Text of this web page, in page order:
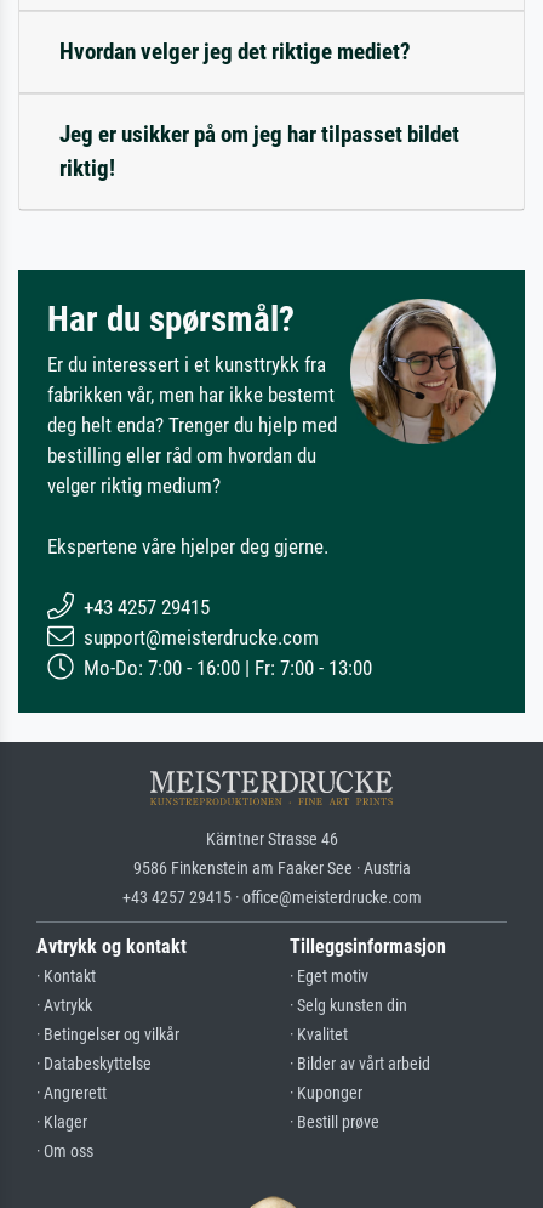
Hvordan velger jeg det riktige mediet?
Jeg er usikker på om jeg har tilpasset bildet
riktig!
Har du spørsmål?
Er du interessert i et kunsttrykk fra
fabrikken vår, men har ikke bestemt
deg helt enda? Trenger du hjelp med
bestilling eller råd om hvordan du
velger riktig medium?
Ekspertene våre hjelper deg gjerne.
+43 4257 29415
support@meisterdrucke.com
Mo-Do: 7:00 - 16:00 | Fr: 7:00 - 13:00
Kärntner Strasse 46
9586 Finkenstein am Faaker See · Austria
+43 4257 29415 · office@meisterdrucke.com
Avtrykk og kontakt
· Kontakt
· Avtrykk
· Betingelser og vilkår
· Databeskyttelse
· Angrerett
· Klager
· Om oss
Tilleggsinformasjon
· Eget motiv
· Selg kunsten din
· Kvalitet
· Bilder av vårt arbeid
· Kuponger
· Bestill prøve